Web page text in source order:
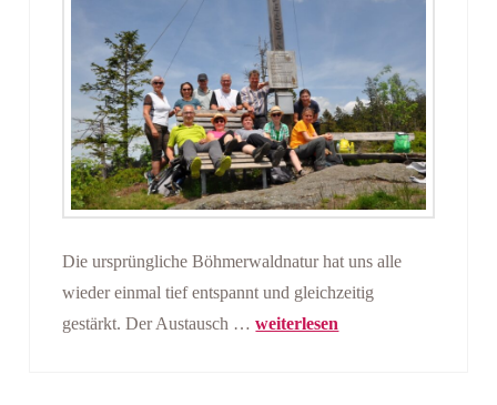
Die ursprüngliche Böhmerwaldnatur hat uns alle
wieder einmal tief entspannt und gleichzeitig
gestärkt. Der Austausch …weiterlesen